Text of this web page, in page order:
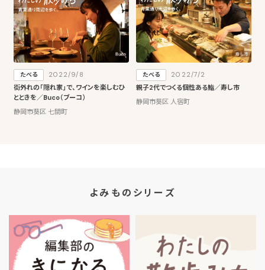
たべる
2022/9/8
街外れの「隠れ家」で、ワインを楽しむひ
とときを／Buco（ブーコ）
静岡市葵区 七間町
たべる
2022/7/2
親子2代でつくる個性ある鮨／寿し市
静岡市葵区 人宿町
よみものシリーズ